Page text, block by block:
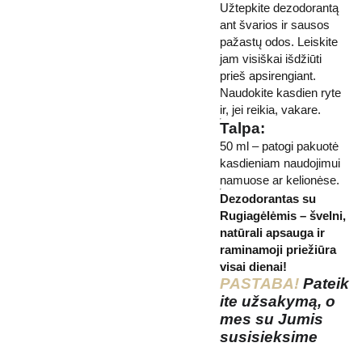
Užtepkite dezodorantą
ant švarios ir sausos
pažastų odos. Leiskite
jam visiškai išdžiūti
prieš apsirengiant.
Naudokite kasdien ryte
ir, jei reikia, vakare.
Talpa:
50 ml – patogi pakuotė
kasdieniam naudojimui
namuose ar kelionėse.
Dezodorantas su
Rugiagėlėmis – švelni,
natūrali apsauga ir
raminamoji priežiūra
visai dienai!
PASTABA! Pateik
ite užsakymą, o
mes su Jumis
susisieksime